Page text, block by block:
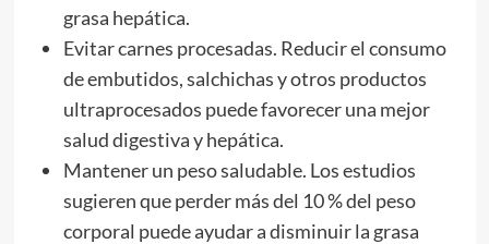
grasa hepática.
Evitar carnes procesadas. Reducir el consumo
de embutidos, salchichas y otros productos
ultraprocesados puede favorecer una mejor
salud digestiva y hepática.
Mantener un peso saludable. Los estudios
sugieren que perder más del 10 % del peso
corporal puede ayudar a disminuir la grasa